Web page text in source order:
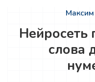
слова